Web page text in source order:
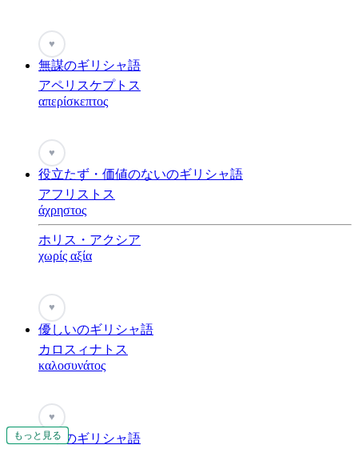
もっと見る
もっと見る
もっと見る
もっと見る
もっと見る
♥
無謀のギリシャ語
アペリスケプトス
απερίσκεπτος
♥
役立たず・価値のないのギリシャ語
アフリストス
άχρηστος
ホリス・アクシア
χωρίς αξία
もっと見る
♥
優しいのギリシャ語
カロスィナトス
καλοσυνάτος
♥
勇敢のギリシャ語